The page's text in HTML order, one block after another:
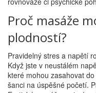
Proč masáže
plodností?
Pravidelný stres a napětí
Když jste v neustálém
které mohou zasahovat
šanci na úspěšné početí.